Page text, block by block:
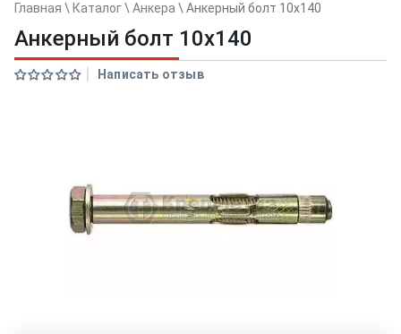
Главная \ Каталог\ Анкера \ Анкерный болт 10x140
Анкерный болт 10x140
Написать отзыв